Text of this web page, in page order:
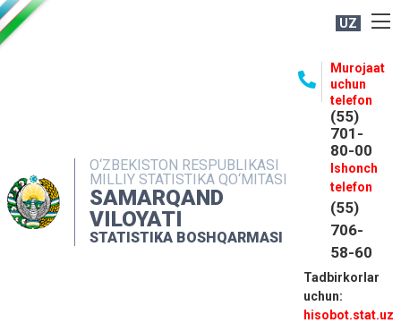
UZ
O‘ZBEKISTON RESPUBLIKASI
MILLIY STATISTIKA QO‘MITASI
SAMARQAND
VILOYATI
STATISTIKA BOSHQARMASI
Murojaat
uchun
telefon
(55)
701-
80-00
Ishonch
telefon
(55)
706-
58-60
Tadbirkorlar
uchun:
hisobot.stat.uz
MATBUOT XIZMATI
MUROJAATLAR
KONTAKTLAR